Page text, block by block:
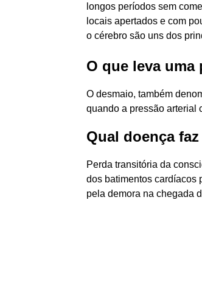
longos períodos sem
locais apertados e com
o cérebro são uns dos
O que leva uma
O desmaio, também
quando a pressão arterial
Qual doença
Perda transitória da
dos batimentos cardíacos
pela demora na chegada